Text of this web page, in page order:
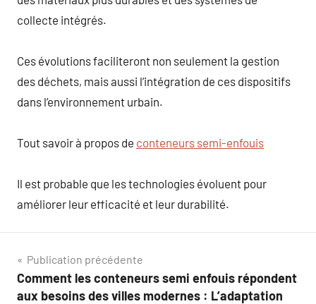
collecte intégrés.
Ces évolutions faciliteront non seulement la gestion
des déchets, mais aussi l’intégration de ces dispositifs
dans l’environnement urbain.
Tout savoir à propos de conteneurs semi-enfouis
Il est probable que les technologies évoluent pour
améliorer leur efficacité et leur durabilité.
Navigation
de
Publication précédente
Comment les conteneurs semi enfouis répondent
aux besoins des villes modernes : L’adaptation